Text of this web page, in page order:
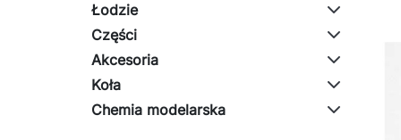
Łodzie
Części
Akcesoria
Koła
Chemia modelarska